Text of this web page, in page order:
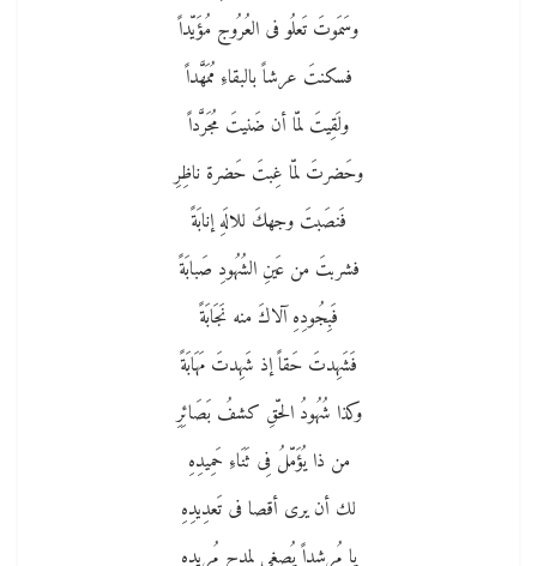
وسَمَوتَ تَعلُو فى العُرُوج مُؤَيّداً
فسكنتَ عرشاً بالبقاءِ مُمَهَّداً
ولَقِيتَ لمّا أن ضَنيتَ مُجَرَّداً
وحَضرتَ لمّا غِبتَ حَضرة ناظِرِ
فَنصَبتَ وجهكَ للالَهِ إنابَةً
فشربتَ من عَينِ الشُهُودِ صَبابَةً
فَبِجُودِهِ آلاكَ منه نَجَابَةً
فَشَهِدتَ حَقاً إذ شَهِدتَ مَهَابَةً
وكذا شُهُودُ الحّقِ كشفُ بَصَائِرِ
من ذا يُؤَمّلُ فِى ثَنَاءِ حَمِيدِهِ
لك أن يرى أقصا فى تَعدِيدِهِ
يا مُرشِداً يُصغىِ لمدح مُرِيدِهِ